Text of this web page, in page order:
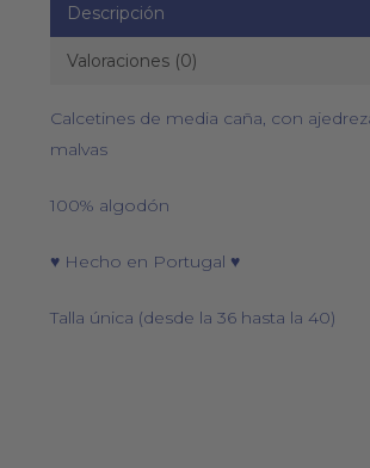
Descripción
Valoraciones (0)
Calcetines de media caña, con
malvas
100% algodón
♥ Hecho en Portugal ♥
Talla única (desde la 36 hasta la 40)